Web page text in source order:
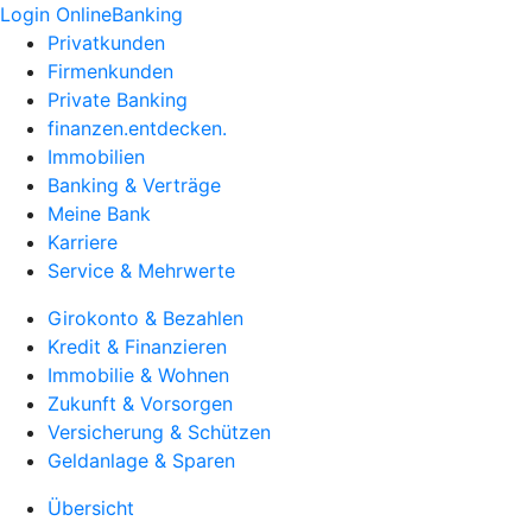
Login OnlineBanking
Privatkunden
Firmenkunden
Private Banking
finanzen.entdecken.
Immobilien
Banking & Verträge
Meine Bank
Karriere
Service & Mehrwerte
Girokonto & Bezahlen
Kredit & Finanzieren
Immobilie & Wohnen
Zukunft & Vorsorgen
Versicherung & Schützen
Geldanlage & Sparen
Übersicht